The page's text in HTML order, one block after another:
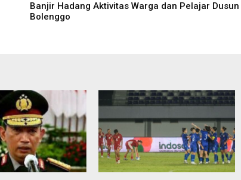
Banjir Hadang Aktivitas Warga dan Pelajar Dusun
Bolenggo